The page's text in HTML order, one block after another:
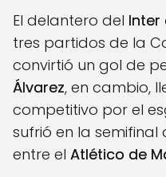
El delantero del Inter
tres partidos de la
convirtió un gol de
Álvarez, en cambio,
competitivo por el
sufrió en la semifinal
entre el Atlético de